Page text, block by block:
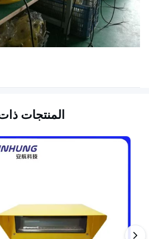
المنتجات